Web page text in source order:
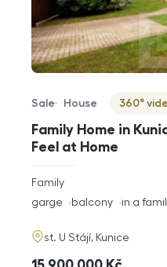
Family Home in
Feel at Home
Offer type
Sale
Property type
House
Virtuální prohlídka
360°
rozměry
disposition
Family
funkce
garge balcony in a
adresa
st. U Stájí, Kunice
cena